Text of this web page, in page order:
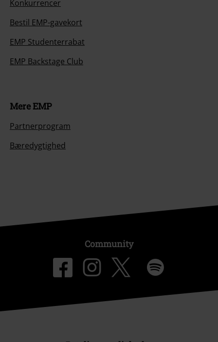
Konkurrencer
Bestil EMP-gavekort
EMP Studenterrabat
EMP Backstage Club
Mere EMP
Partnerprogram
Bæredygtighed
Community